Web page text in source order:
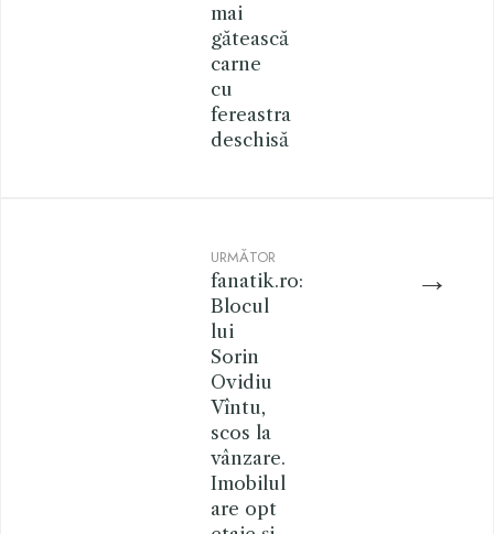
mai
gătească
carne
cu
fereastra
deschisă
→
URMĂTOR
fanatik.ro:
Blocul
lui
Sorin
Ovidiu
Vîntu,
scos la
vânzare.
Imobilul
are opt